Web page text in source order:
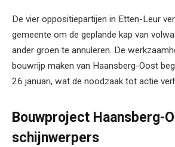
De vier oppositiepartijen in Etten-Leur
gemeente om de geplande kap van
ander groen te annuleren. De
bouwrijp maken van Haansberg-Oost
26 januari, wat de noodzaak tot actie
Bouwproject Haansberg-
schijnwerpers